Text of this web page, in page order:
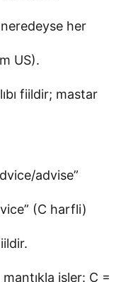
her
US).
fiildir; mastar
advise”
(C harfli)
işler: C =